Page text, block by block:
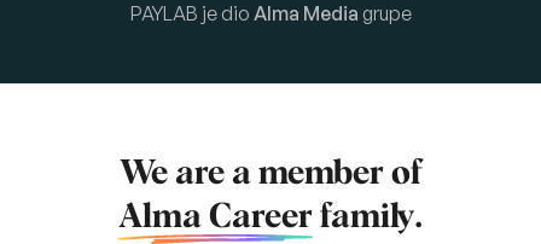
PAYLAB je dio Alma Media grupe
We are a member of
Alma Career family.